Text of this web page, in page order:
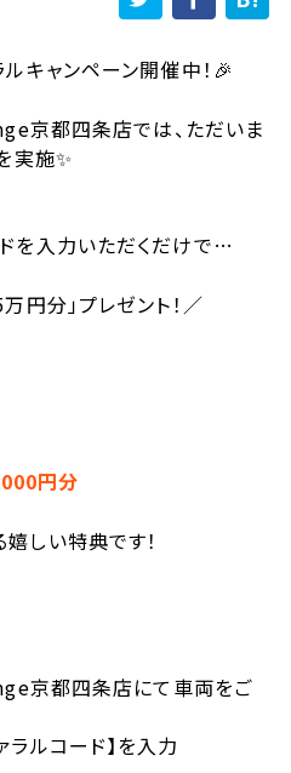
ルキャンペーン開催中！🎉
都四条店では、ただいま
実施✨
を入力いただくだけで…
円分」プレゼント！／
円分
しい特典です！
京都四条店にて車両をご
ラルコード】を入力